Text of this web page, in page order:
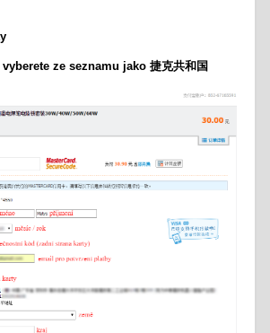
ze seznamu jako 捷克共和国